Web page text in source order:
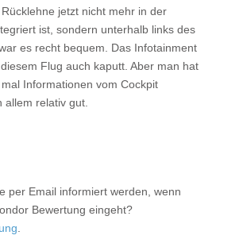
jetzt nicht mehr in der
ist, sondern unterhalb links des
es recht bequem. Das Infotainment
Flug auch kaputt. Aber man hat
Informationen vom Cockpit
allem relativ gut.
per Email informiert werden, wenn
Bewertung eingeht?